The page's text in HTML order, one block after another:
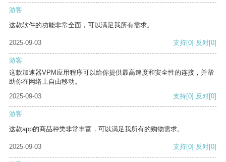
游客
这款软件的功能非常全面，可以满足我所有需求。
2025-09-03 支持[0] 反对[0]
游客
这款加速器VPM应用程序可以给你提供最高速度和安全性的连接，并帮
助你在网络上自由移动。
2025-09-03
支持[0] 反对[0]
游客
这款app的商品种类非常丰富，可以满足我所有的购物需求。
2025-09-03 支持[0] 反对[0]